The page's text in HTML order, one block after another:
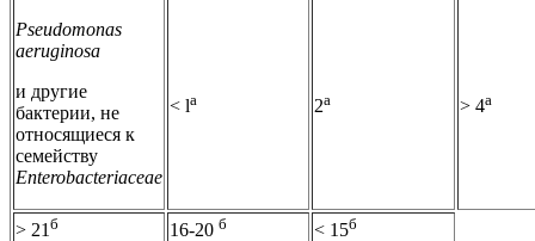
Pseudomonas
aeruginosa
и другие
бактерии, не
относящиеся к
семейству
Enterobacteriaceae
< la 2a > 4a
> 21 б 16-20 б < 15б